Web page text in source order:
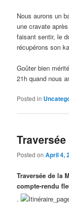
Nous aurons un
une cravate
faisant sentir, le
récupérons son
Goûter bien
21h quand nous
Posted in
Posted onApril 4,
Traversée de la
compte-rendu
.